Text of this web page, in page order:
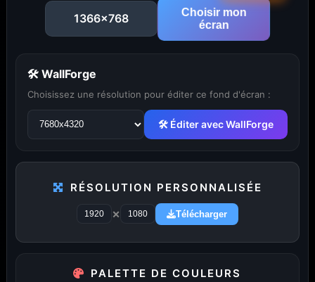
4 ... 29
PUBLICITÉ
1366x768
Choisir mon
écran
🛠 WallForge
Choisissez une résolution pour éditer ce fond d'écran :
🛠 Éditer avec WallForge
RÉSOLUTION PERSONNALISÉE
× Télécharger
PALETTE DE COULEURS